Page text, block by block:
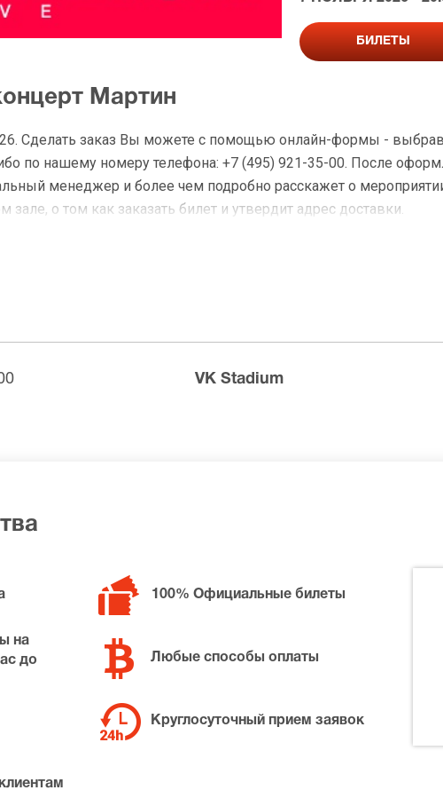
БИЛЕТЫ
Мартин
Сделать заказ Вы можете с помощью онлайн-формы -
по нашему номеру телефона: +7 (495) 921-35-00. После
менеджер и более чем подробно расскажет о
о том как заказать билет и утвердит адрес доставки.
доставку по Москве в течение не более 2-х часов.
в пределах МКАД возле метро или в пешей доступности.
Мартин, позвоните нам в call-центр и мы обязательно подберем
VK Stadium
100% Официальные билеты
на
до
Любые способы оплаты
Круглосуточный прием заявок